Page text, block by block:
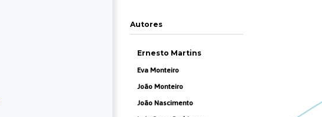
Autores
Ernesto Martins
Eva Monteiro
João Monteiro
João Nascimento